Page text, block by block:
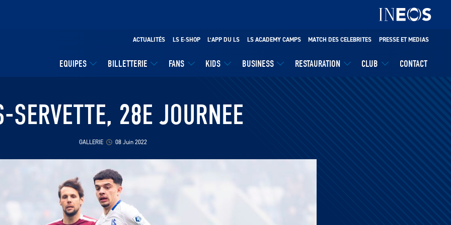
EQUIPES BILLETTERIE FANS KIDS BUSINESS RESTAURATION CLUB CONTACT
ACTUALITÉS LS E-SHOP L’APP DU LS LS ACADEMY CAMPS MATCH DES CELEBRITES PRESSE ET MEDIAS
SERVETTE, 28E JOURNEE
GALLERIE 08 Juin 2022